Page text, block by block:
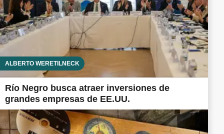
ALBERTO WERETILNECK
Río Negro busca atraer inversiones de
grandes empresas de EE.UU.